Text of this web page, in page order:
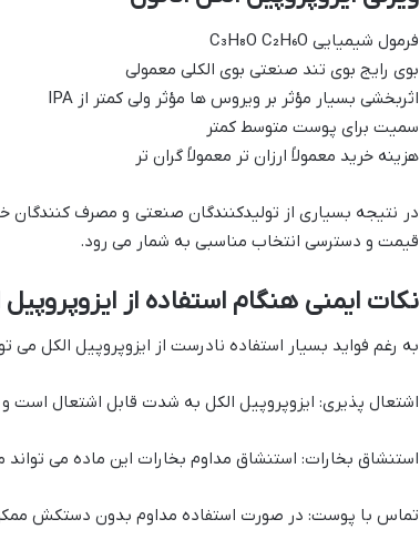
فرمول شیمیایی C₃H₈O C₂H₆O
بوی رایج بوی تند صنعتی بوی الکلی معمولی
اثربخشی بسیار مؤثر بر ویروس ها مؤثر ولی کمتر از IPA
سمیت برای پوست متوسط کمتر
هزینه خرید معمولاً ارزان تر معمولاً گران تر
در نتیجه بسیاری از تولیدکنندگان صنعتی و مصرف کنندگان
قیمت و دسترسی انتخاب مناسبی به شمار می رود.
نکات ایمنی هنگام استفاده از ایزوپروپیل
به رغم فواید بسیار استفاده نادرست از ایزوپروپیل الکل می
اشتعال پذیری: ایزوپروپیل الکل به شدت قابل اشتعال است
استنشاق بخارات: استنشاق مداوم بخارات این ماده می
تماس با پوست: در صورت استفاده مداوم بدون دستکش